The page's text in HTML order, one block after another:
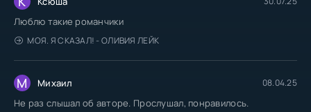
Люблю такие романчики
МОЯ. Я СКАЗАЛ! - ОЛИВИЯ ЛЕЙК
М Михаил 08.04.25
Не раз слышал об авторе. Прослушал, понравилось.